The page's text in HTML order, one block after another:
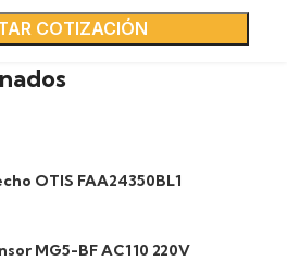
COTIZACIÓN
OTIS FAA24350BL1
MG5-BF AC110 220V